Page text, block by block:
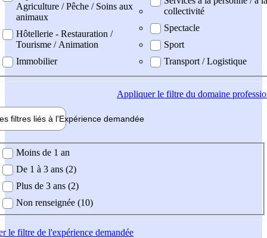
Agriculture / Pêche / Soins aux
animaux
Hôtellerie - Restauration /
Tourisme / Animation
Immobilier
collectivité
Spectacle
Sport
Transport / Logistique
Appliquerle filtre du domaine
filtres liés à l'Expérience demandée
demandée
Moins de 1 an
De 1 à 3 ans (2)
Plus de 3 ans (2)
Non renseignée (10)
le filtre de l'expérience demandée